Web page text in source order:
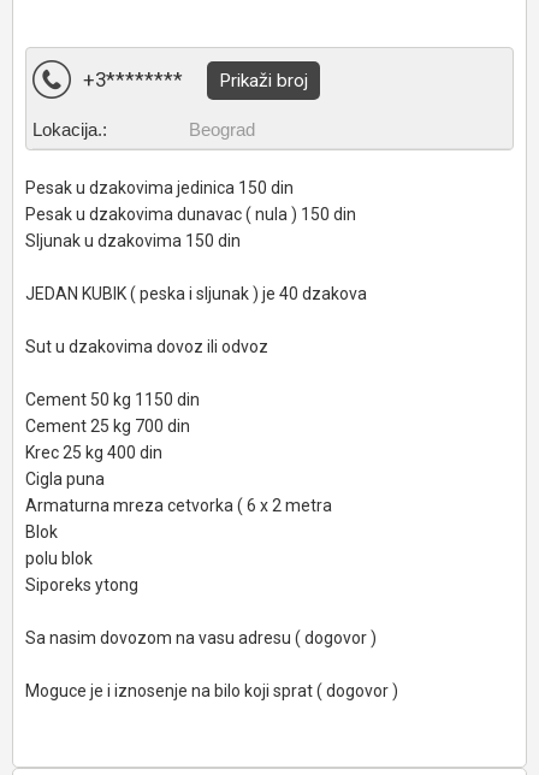
+3******** Prikaži broj
Lokacija.: Beograd
Pesak u dzakovima jedinica 150 din
Pesak u dzakovima dunavac ( nula ) 150 din
Sljunak u dzakovima 150 din
JEDAN KUBIK ( peska i sljunak ) je 40 dzakova
Sut u dzakovima dovoz ili odvoz
Cement 50 kg 1150 din
Cement 25 kg 700 din
Krec 25 kg 400 din
Cigla puna
Armaturna mreza cetvorka ( 6 x 2 metra
Blok
polu blok
Siporeks ytong
Sa nasim dovozom na vasu adresu ( dogovor )
Moguce je i iznosenje na bilo koji sprat ( dogovor )